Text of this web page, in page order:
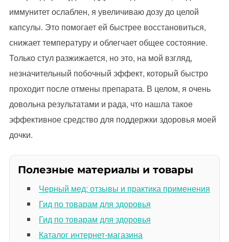
иммунитет ослаблен, я увеличиваю дозу до целой
капсулы. Это помогает ей быстрее восстановиться,
снижает температуру и облегчает общее состояние.
Только стул разжижается, но это, на мой взгляд,
незначительный побочный эффект, который быстро
проходит после отмены препарата. В целом, я очень
довольна результатами и рада, что нашла такое
эффективное средство для поддержки здоровья моей
дочки.
Полезные материалы и товары
Черный мед: отзывы и практика применения
Гид по товарам для здоровья
Гид по товарам для здоровья
Каталог интернет-магазина